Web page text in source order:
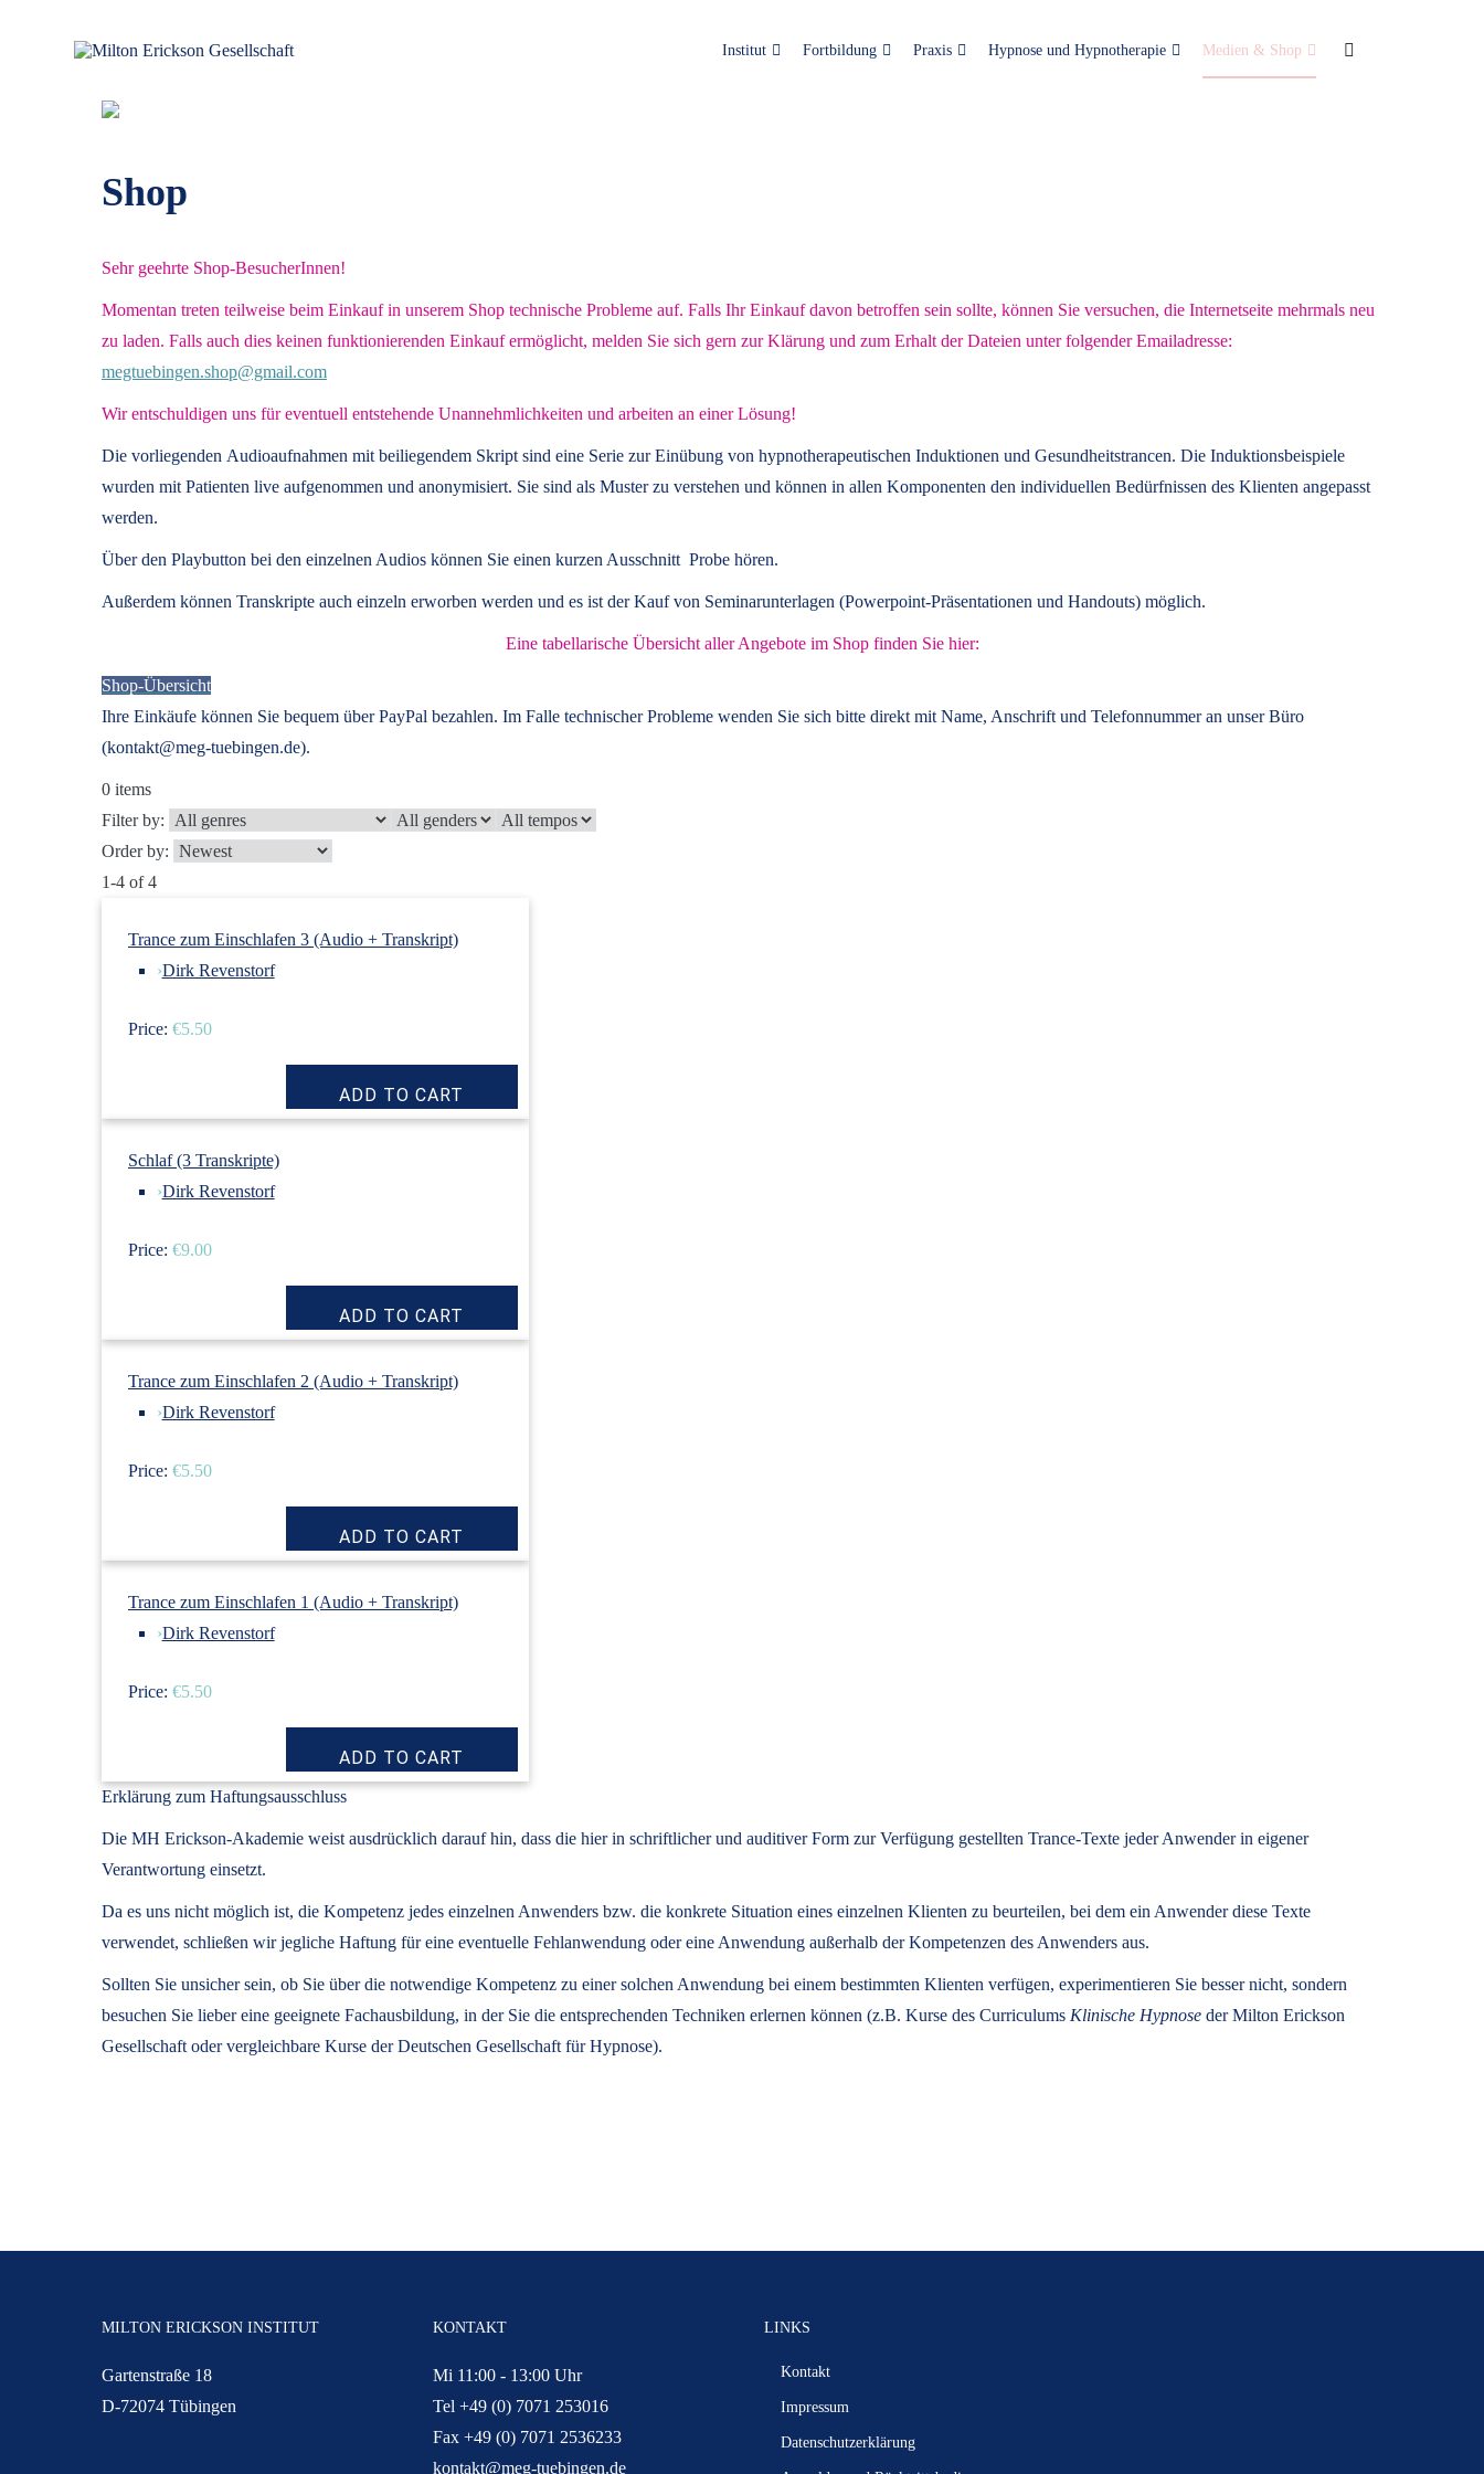
Institut Fortbildung Praxis Hypnose und Hypnotherapie Medien & Shop
Shop
Sehr geehrte Shop-BesucherInnen!
Momentan treten teilweise beim Einkauf in unserem Shop technische Probleme auf. Falls Ihr Einkauf davon betroffen sein sollte, können Sie versuchen, die Internetseite mehrmals neu
zu laden. Falls auch dies keinen funktionierenden Einkauf ermöglicht, melden Sie sich gern zur Klärung und zum Erhalt der Dateien unter folgender Emailadresse:
megtuebingen.shop@gmail.com
Wir entschuldigen uns für eventuell entstehende Unannehmlichkeiten und arbeiten an einer Lösung!
Die vorliegenden Audioaufnahmen mit beiliegendem Skript sind eine Serie zur Einübung von hypnotherapeutischen Induktionen und Gesundheitstrancen. Die Induktionsbeispiele
wurden mit Patienten live aufgenommen und anonymisiert. Sie sind als Muster zu verstehen und können in allen Komponenten den individuellen Bedürfnissen des Klienten angepasst
werden.
Über den Playbutton bei den einzelnen Audios können Sie einen kurzen Ausschnitt Probe hören.
Außerdem können Transkripte auch einzeln erworben werden und es ist der Kauf von Seminarunterlagen (Powerpoint-Präsentationen und Handouts) möglich.
Eine tabellarische Übersicht aller Angebote im Shop finden Sie hier:
Shop-Übersicht
Ihre Einkäufe können Sie bequem über PayPal bezahlen. Im Falle technischer Probleme wenden Sie sich bitte direkt mit Name, Anschrift und Telefonnummer an unser Büro
(kontakt@meg-tuebingen.de).
0 items
Filter by:
Order by:
1-4 of 4
Trance zum Einschlafen 3 (Audio + Transkript)
›Dirk Revenstorf
Price: €5.50
Schlaf (3 Transkripte)
›Dirk Revenstorf
Price: €9.00
Trance zum Einschlafen 2 (Audio + Transkript)
›Dirk Revenstorf
Price: €5.50
Trance zum Einschlafen 1 (Audio + Transkript)
›Dirk Revenstorf
Price: €5.50
Erklärung zum Haftungsausschluss
Die MH Erickson-Akademie weist ausdrücklich darauf hin, dass die hier in schriftlicher und auditiver Form zur Verfügung gestellten Trance-Texte jeder Anwender in eigener
Verantwortung einsetzt.
Da es uns nicht möglich ist, die Kompetenz jedes einzelnen Anwenders bzw. die konkrete Situation eines einzelnen Klienten zu beurteilen, bei dem ein Anwender diese Texte
verwendet, schließen wir jegliche Haftung für eine eventuelle Fehlanwendung oder eine Anwendung außerhalb der Kompetenzen des Anwenders aus.
Sollten Sie unsicher sein, ob Sie über die notwendige Kompetenz zu einer solchen Anwendung bei einem bestimmten Klienten verfügen, experimentieren Sie besser nicht, sondern
besuchen Sie lieber eine geeignete Fachausbildung, in der Sie die entsprechenden Techniken erlernen können (z.B. Kurse des Curriculums Klinische Hypnose der Milton Erickson
Gesellschaft oder vergleichbare Kurse der Deutschen Gesellschaft für Hypnose).
MILTON ERICKSON INSTITUT
Gartenstraße 18
D-72074 Tübingen
KONTAKT
Mi 11:00 - 13:00 Uhr
Tel +49 (0) 7071 253016
Fax +49 (0) 7071 2536233
kontakt@meg-tuebingen.de
LINKS
Kontakt
Impressum
Datenschutzerklärung